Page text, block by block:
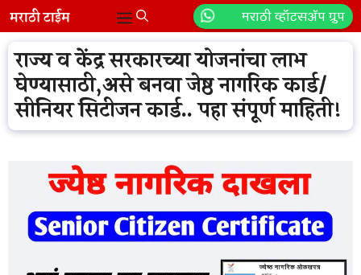
Skip
to
content
मराठी व्हॉटसॲप ग्रुप
Menu
राज्य व केंद्र सरकारच्या योजनांचा लाभ
घेण्यासाठी,असे बनवा जेष्ठ नागरिक कार्ड/
सीनियर सिटीजन कार्ड.. पहा संपूर्ण माहिती!